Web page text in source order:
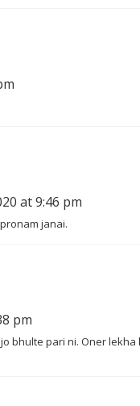
at 9:46 pm
janai.
pm
bhulte pari ni. Oner